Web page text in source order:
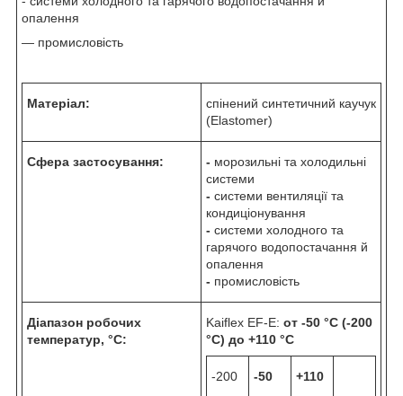
опалення
— промисловість
Матеріал:
спінений синтетичний каучук
(Elastomer)
Сфера застосування: - морозильні та холодильні
системи
- системи вентиляції та
кондиціонування
- системи холодного та
гарячого водопостачання й
опалення
- промисловість
Діапазон робочих
температур, °C:
Kaiflex EF-E: от -50 °C (-200
°C) до +110 °C
-200 -50 +110